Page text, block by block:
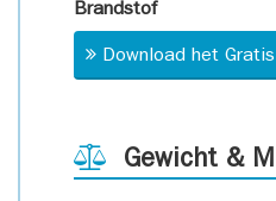
Brandstof
Download het
Gewicht &